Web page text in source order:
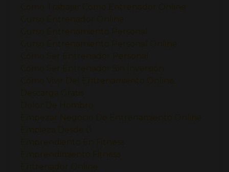
Como Trabajar Como Entrenador Online
Curso Entrenador Online
Curso Entrenamiento Personal
Curso Entrenamiento Personal Online
Cómo Ser Entrenador Personal
Cómo Ser Entrenador Sin Inversión
Cómo Vivir Del Entrenamiento Online
Descarga Gratis
Dolor De Hombro
Empezar Negocio De Entrenamiento Online
Empieza Desde 0
Emprendiento En Fitness
Emprendimiento Fitness
Entrenador Online